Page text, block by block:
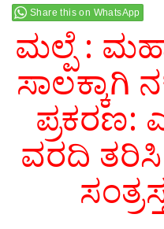
Share this on WhatsApp
ಮಲ್ಪೆ :
ಸಾಲಕ್ಕಾಗಿ
ವರದಿ ತರಿಸಿ